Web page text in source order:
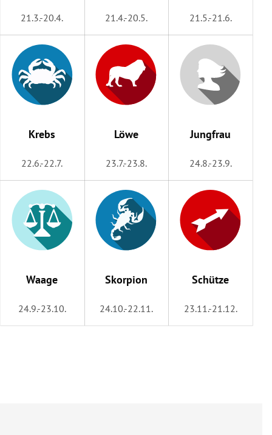
Untermenü
21.3.-20.4. 21.4.-20.5. 21.5.-21.6.
Krebs
22.6.-22.7.
Löwe
23.7.-23.8.
Jungfrau
24.8.-23.9.
Waage
24.9.-23.10.
Skorpion
24.10.-22.11.
Schütze
23.11.-21.12.